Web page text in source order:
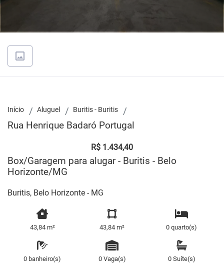
Início Aluguel Buritis - Buritis
Rua Henrique Badaró Portugal
R$ 1.434,40
Box/Garagem para alugar - Buritis - Belo
Horizonte/MG
Buritis, Belo Horizonte - MG
43,84 m² 43,84 m² 0 quarto(s)
0 banheiro(s) 0 Vaga(s) 0 Suíte(s)